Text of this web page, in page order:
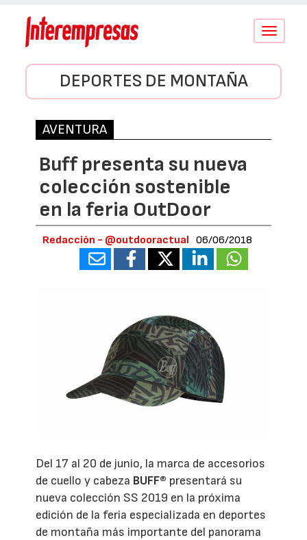
Conmutar
DEPORTES DE MONTAÑA
AVENTURA
Buff presenta su nueva
colección sostenible
en la feria OutDoor
Redacción - @outdooractual 06/06/2018
Del 17 al 20 de junio, la marca de accesorios
de cuello y cabeza BUFF® presentará su
nueva colección SS 2019 en la próxima
edición de la feria especializada en deportes
de montaña más importante del panorama